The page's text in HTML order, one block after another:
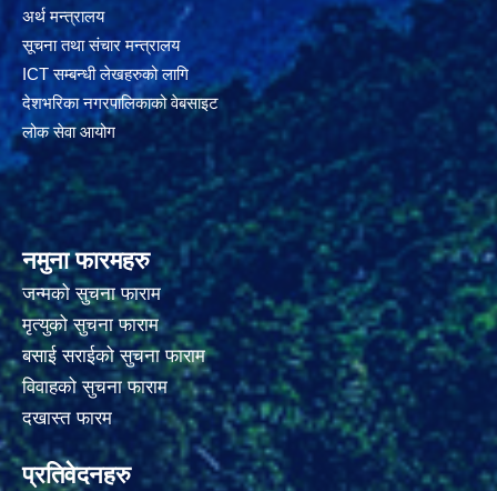
अर्थ मन्त्रालय
सूचना तथा संचार मन्त्रालय
ICT सम्बन्धी लेखहरुको लागि
देशभरिका नगरपालिकाको वेबसाइट
लोक सेवा आयोग
नमुना फारमहरु
जन्मको सुचना फाराम
मृत्युको सुचना फाराम
बसाई सराईको सुचना फाराम
विवाहको सुचना फाराम
दखास्त फारम
प्रतिवेदनहरु